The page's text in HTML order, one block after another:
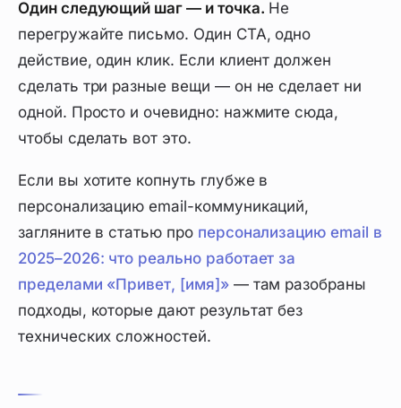
Один следующий шаг — и точка. Не
перегружайте письмо. Один CTA, одно
действие, один клик. Если клиент должен
сделать три разные вещи — он не сделает ни
одной. Просто и очевидно: нажмите сюда,
чтобы сделать вот это.
Если вы хотите копнуть глубже в
персонализацию email-коммуникаций,
загляните в статью про персонализацию email в
2025–2026: что реально работает за
пределами «Привет, [имя]»— там разобраны
подходы, которые дают результат без
технических сложностей.